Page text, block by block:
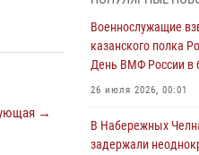
→
Военнослужащие
казанского полка
День ВМФ России в
26 июля 2026, 00:01
«бронзу» в
профессионального
Военнослужащие
казанского полка
День ВМФ России в
26 июля 2026, 00:01
В Набережных
задержали